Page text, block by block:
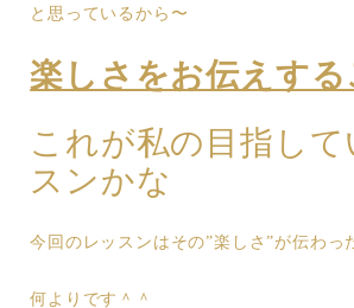
と思っているから〜
楽しさをお伝えする
これが私の目指して
スンかな
今回のレッスンはその”楽しさ”が伝わっ
何よりです＾＾